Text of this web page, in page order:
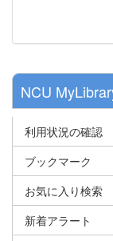
NCU
利用状況の確認
ブックマーク
お気に入り検索
新着アラート